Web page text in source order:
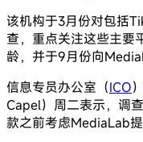
该机构于3月份对包括
查，重点关注这些主要
龄，并于9月份向
信息专员办公室（ICO
Capel）周二表示，调
款之前考虑MediaLab提